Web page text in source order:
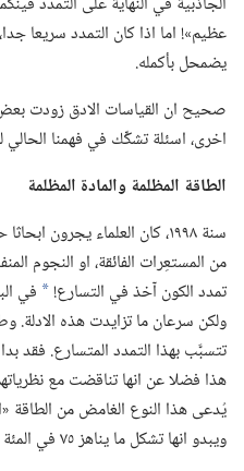
عظيم»!‏ اما اذا كان التمدد سريعا
يضمحل بأكمله.‏
صحيح ان القياسات الادق زودت بعض
اخرى،‏ اسئلة تشكِّك في فهمنا الحالي
الطاقة المظلمة والمادة المظلمة
سنة ١٩٩٨،‏ كان العلماء
من المستعِرات الفائقة،‏ او النجوم
تمدد الكون آخذ في التسارع!‏* في
ولكن سرعان ما تزايدت هذه الادلة.‏
تتسبَّب بهذا التمدد المتسارع.‏ فقد
هذا فضلا عن انها تناقضت مع
ويبدو انها تشكل ما يناهز ٧٥ في المئة من الكون!‏